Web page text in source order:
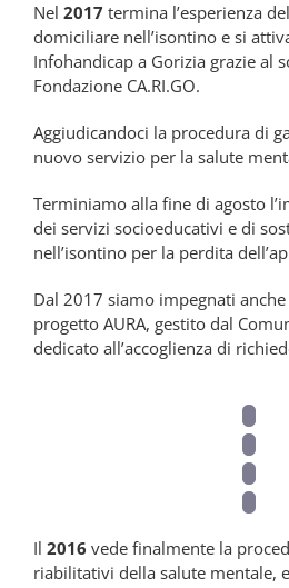
Nel 2017 termina l’esperienza
domiciliare nell’isontino e si
Infohandicap a Gorizia grazie al
Fondazione CA.RI.GO.
Aggiudicandoci la procedura di
nuovo servizio per la salute
Terminiamo alla fine di agosto
dei servizi socioeducativi e di
nell’isontino per la perdita
Dal 2017 siamo impegnati
progetto AURA, gestito dal
dedicato all’accoglienza di
Il 2016 vede finalmente la
riabilitativi della salute mentale,